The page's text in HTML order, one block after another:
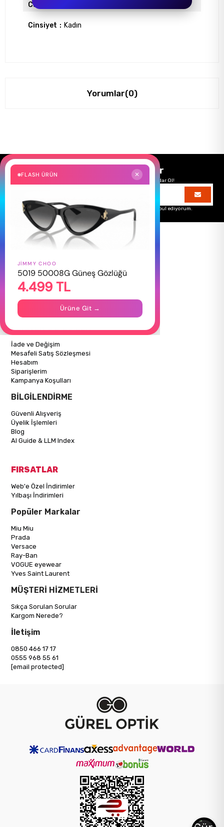
Cam Rengi
Cinsiyet Kadın
Yorumlar(0)
Size Özel Kampanyalar
Hemen Kayıt Ol Fırsatlardan Önce Sen Haberdar Ol!
Üyelik koşullarınıvekişisel verilerimin korunmasını kabul ediyorum.
HAKKIMIZDA
Hakkımızda
Gizlilik Politikası
İletişim
Mağazalarımız
ALIŞVERİŞ BİLGİLERİ
İade ve Değişim
Mesafeli Satış Sözleşmesi
Hesabım
Siparişlerim
Kampanya Koşulları
BİLGİLENDİRME
Güvenli Alışveriş
Üyelik İşlemleri
Blog
AI Guide & LLM Index
FIRSATLAR
Web'e Özel İndirimler
Yılbaşı İndirimleri
Popüler Markalar
Miu Miu
Prada
Versace
Ray-Ban
VOGUE eyewear
Yves Saint Laurent
MÜŞTERİ HİZMETLERİ
Sıkça Sorulan Sorular
Kargom Nerede?
İletişim
0850 466 17 17
0555 968 55 61
[email protected]
FLASH ÜRÜN ✕
JIMMY CHOO
5019 50008G Güneş Gözlüğü
4.499 TL
Ürüne Git →